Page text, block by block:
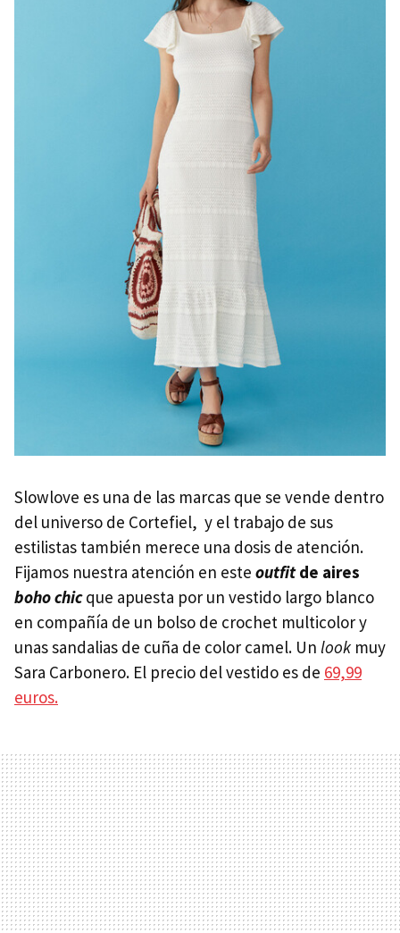
Slowlove es una de las marcas que se vende dentro
del universo de Cortefiel, y el trabajo de sus
estilistas también merece una dosis de atención.
Fijamos nuestra atención en este outfitde aires
boho chic que apuesta por un vestido largo blanco
en compañía de un bolso de crochet multicolor y
unas sandalias de cuña de color camel. Un look muy
Sara Carbonero. El precio del vestido es de 69,99
euros.